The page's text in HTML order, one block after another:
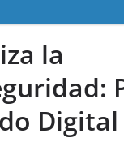
la
Digital